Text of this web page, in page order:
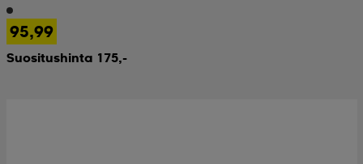
95,99
Suositushinta 175,-